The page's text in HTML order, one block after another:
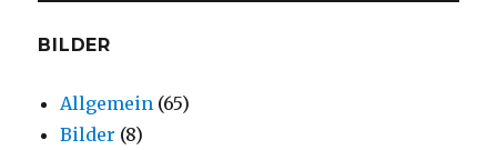
BILDER
Allgemein (65)
Bilder (8)